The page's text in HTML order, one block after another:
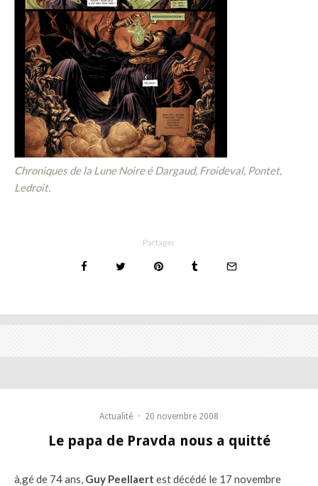
Chroniques de la Lune Noire é Dargaud, Froideval, Pontet,
Ledroit.
Partager
Actualité · 20 novembre 2008
Le papa de Pravda nous a quitté
à‚gé de 74 ans, Guy Peellaert est décédé le 17 novembre